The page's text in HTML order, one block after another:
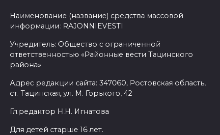
Наименование (название) средства массовой
информации: RAJONNIEVESTI
Учредитель: Общество с ограниченной
ответственностью «Районные вести Тацинского
района»
Адрес редакции сайта: 347060, Ростовская область,
ст. Тацинская, ул. М. Горького, 42
Гл.редактор Н.Н. Игнатова
Для детей старше 16 лет.